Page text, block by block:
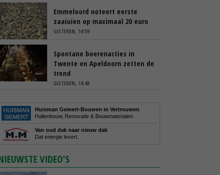
Emmeloord noteert eerste
zaaiuien op maximaal 20 euro
GISTEREN, 14:59
Spontane boerenacties in
Twente en Apeldoorn zetten de
trend
GISTEREN, 14:48
Huisman Gemert-Bouwen in Vertrouwen
Hallenbouw, Renovatie & Bouwmaterialen
Van oud dak naar nieuw dak
Dat energie levert.
VIDEO'S